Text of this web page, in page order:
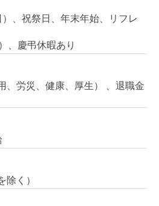
、祝祭日、年末年始、リフレ
、慶弔休暇あり
、労災、健康、厚生） 、退職金
除く）